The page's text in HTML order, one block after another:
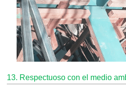
13. Respectuoso con el medio